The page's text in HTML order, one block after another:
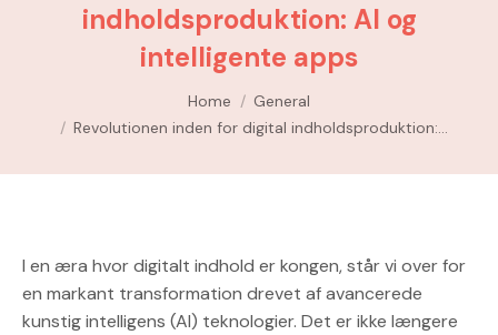
indholdsproduktion: AI og
intelligente apps
Home
General
Revolutionen inden for digital indholdsproduktion:…
I en æra hvor digitalt indhold er kongen, står vi over for
en markant transformation drevet af avancerede
kunstig intelligens (AI) teknologier. Det er ikke længere